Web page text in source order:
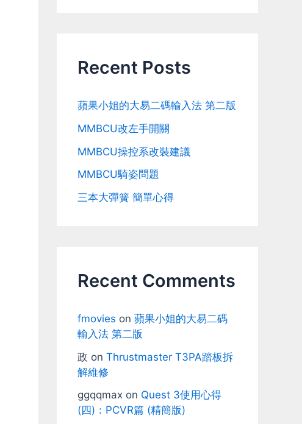
Recent Posts
蘋果小姐的大易二碼輸入法 第二版
MMBCU改左手開關
MMBCU操控系改裝建議
MMBCU騎姿問題
三本大彈簧 簡單心得
Recent Comments
fmovies on 蘋果小姐的大易二碼
輸入法 第二版
政 on Thrustmaster T3PA踏板拆
解維修
ggqqmax on Quest 3使用心得
(四)：PCVR篇 (精簡版)